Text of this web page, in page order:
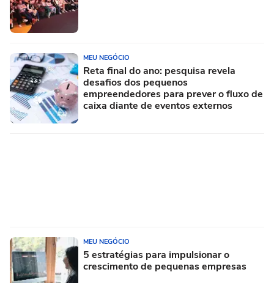
MEU NEGÓCIO
Reta final do ano: pesquisa revela
desafios dos pequenos
empreendedores para prever o fluxo de
caixa diante de eventos externos
MEU NEGÓCIO
5 estratégias para impulsionar o
crescimento de pequenas empresas